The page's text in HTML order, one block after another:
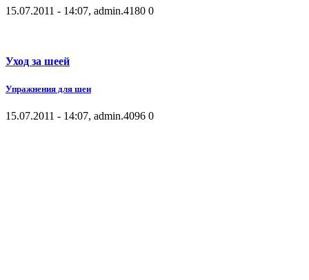
15.07.2011 - 14:07, admin.4180 0
Уход за шеей
Упражнения для шеи
15.07.2011 - 14:07, admin.4096 0